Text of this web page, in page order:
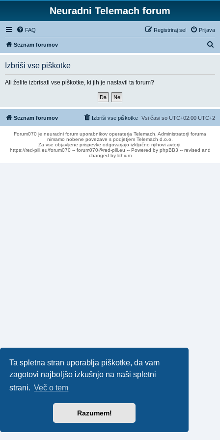
Ta spletna stran uporablja piškotke, da vam
zagotovi najboljšo izkušnjo na naši spletni
strani. Več o tem
Razumem!
Neuradni Telemach forum
FAQ Prijava
Registriraj se!
Seznam forumov
s
Izbriši vse piškotke
Ali želite izbrisati vse piškotke, ki jih je nastavil ta forum?
Seznam forumov Vsi časi so UTC+02:00 UTC+2
Izbriši vse piškotke
Forum070 je neuradni forum uporabnikov operaterja Telemach. Administratorji foruma
nimamo nobene povezave s podjetjem Telemach d.o.o.
Za vse objavljene prispevke odgovarjajo izključno njihovi avtorji.
https://red-pill.eu/forum070 -- forum070@red-pill.eu -- Powered by phpBB3 -- revised and
changed by lithium